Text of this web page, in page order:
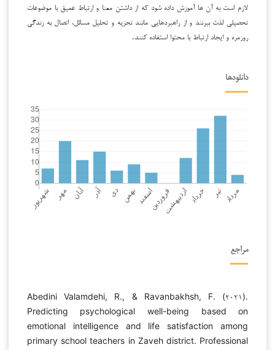
لازم است به آن ها آموزش داده شود که از داشتن معنا و ارتباط عمیق با موضوعات
تحصیلی لذت ببرنند و از راهبردهایی مانند تجزیه و تحلیل مسائل، اتصال به زندگی
روزمره و ایجاد ارتباط با محتوا استفاده کنند.
دانلودها
مراجع
Abedini Valamdehi, R., & Ravanbakhsh, F. (۲۰۲۱).
Predicting psychological well-being based on
emotional intelligence and life satisfaction among
primary school teachers in Zaveh district. Professional